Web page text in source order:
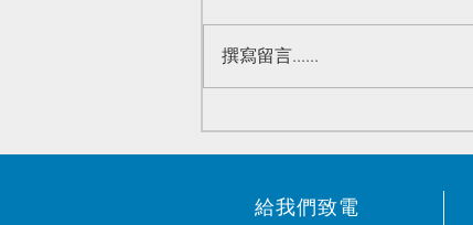
撰寫留言......
給我們致電